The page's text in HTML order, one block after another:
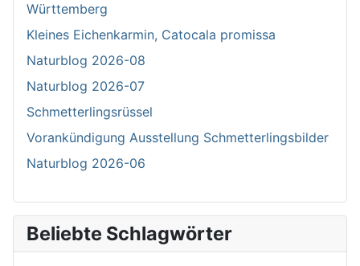
Württemberg
Kleines Eichenkarmin, Catocala promissa
Naturblog 2026-08
Naturblog 2026-07
Schmetterlingsrüssel
Vorankündigung Ausstellung Schmetterlingsbilder
Naturblog 2026-06
Beliebte Schlagwörter